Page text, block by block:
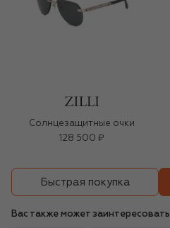
Солнцезащитные очки
128 500 ₽
Быстрая покупка
Вас также может заинтересовать